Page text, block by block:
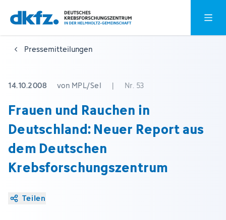
Zum
Hauptinhalt
springen
Zur
Fußzeile
springen
Pressemitteilungen
14.10.2008 von MPL/Sel | Nr. 53
Frauen und Rauchen in
Deutschland: Neuer Report aus
dem Deutschen
Krebsforschungszentrum
Teilen